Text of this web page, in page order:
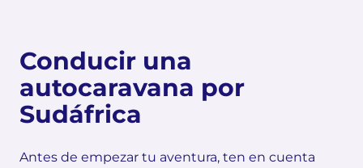
Conducir una
autocaravana por
Sudáfrica
Antes de empezar tu aventura, ten en cuenta